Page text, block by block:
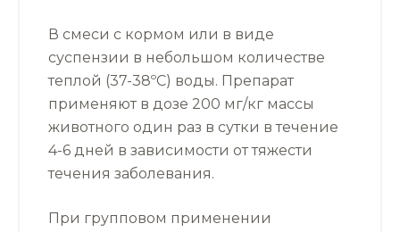
В смеси с кормом или в виде
суспензии в небольшом количестве
теплой (37-38ºС) воды. Препарат
применяют в дозе 200 мг/кг массы
животного один раз в сутки в течение
4-6 дней в зависимости от тяжести
течения заболевания.
При групповом применении